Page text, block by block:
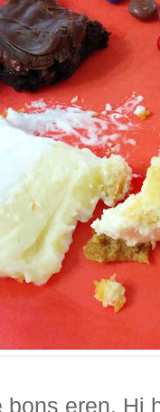
bons eren. Hi